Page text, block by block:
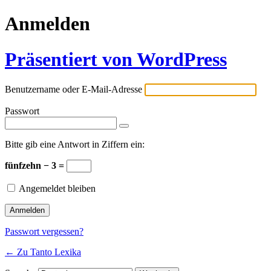
Anmelden
Präsentiert von WordPress
Benutzername oder E-Mail-Adresse
Passwort
Bitte gib eine Antwort in Ziffern ein:
fünfzehn − 3 =
Angemeldet bleiben
Passwort vergessen?
← Zu Tanto Lexika